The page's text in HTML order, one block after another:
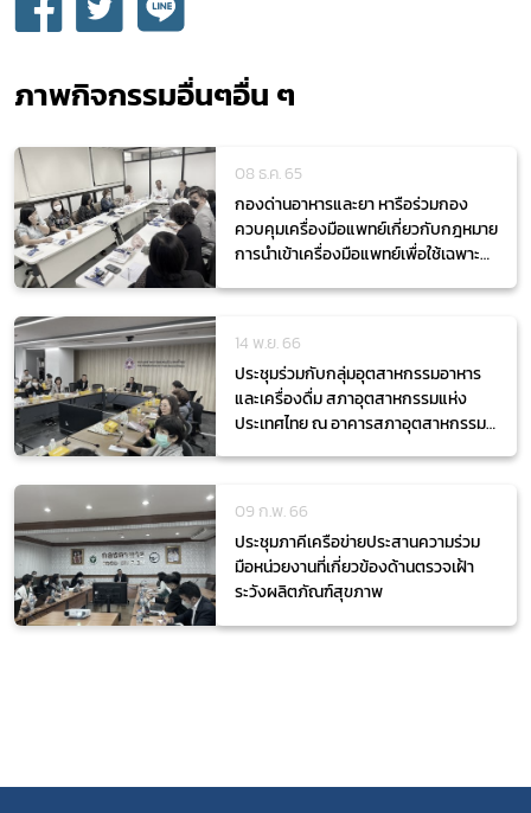
ภาพกิจกรรมอื่นๆอื่น ๆ
08 ธ.ค. 65
กองด่านอาหารและยา หารือร่วมกอง
ควบคุมเครื่องมือแพทย์เกี่ยวกับกฎหมาย
การนำเข้าเครื่องมือแพทย์เพื่อใช้เฉพาะ
14 พ.ย. 66
ประชุมร่วมกับกลุ่มอุตสาหกรรมอาหาร
และเครื่องดื่ม สภาอุตสาหกรรมแห่ง
ประเทศไทย ณ อาคารสภาอุตสาหกรรม
09 ก.พ. 66
ประชุมภาคีเครือข่ายประสานความร่วม
มือหน่วยงานที่เกี่ยวข้องด้านตรวจเฝ้า
ระวังผลิตภัณฑ์สุขภาพ